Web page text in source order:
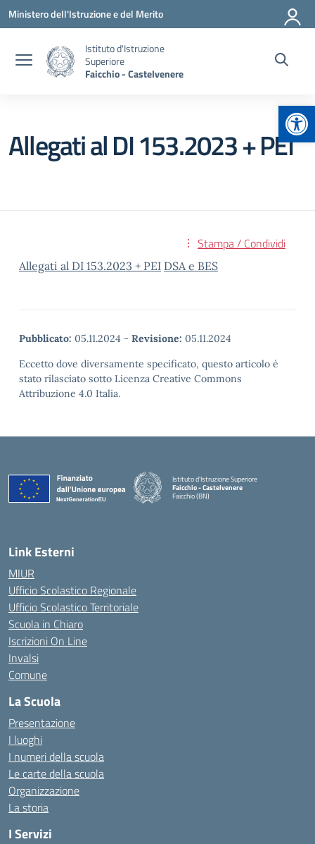
Vai ai contenuti
Vai al menu di navigazione
Vai al footer
Ministero dell'Istruzione e del Merito
Istituto d'Istruzione
Superiore
Faicchio - Castelvenere
Allegati al DI 153.2023 + PEI
Stampa / Condividi
Allegati al DI 153.2023 + PEI DSA e BES
Pubblicato: 05.11.2024 - Revisione: 05.11.2024
Eccetto dove diversamente specificato, questo articolo è
stato rilasciato sotto Licenza Creative Commons
Attribuzione 4.0 Italia.
Istituto d'Istruzione Superiore
Faicchio - Castelvenere
Faicchio (BN)
Link Esterni
MIUR
Ufficio Scolastico Regionale
Ufficio Scolastico Territoriale
Scuola in Chiaro
Iscrizioni On Line
Invalsi
Comune
La Scuola
Presentazione
I luoghi
I numeri della scuola
Le carte della scuola
Organizzazione
La storia
I Servizi